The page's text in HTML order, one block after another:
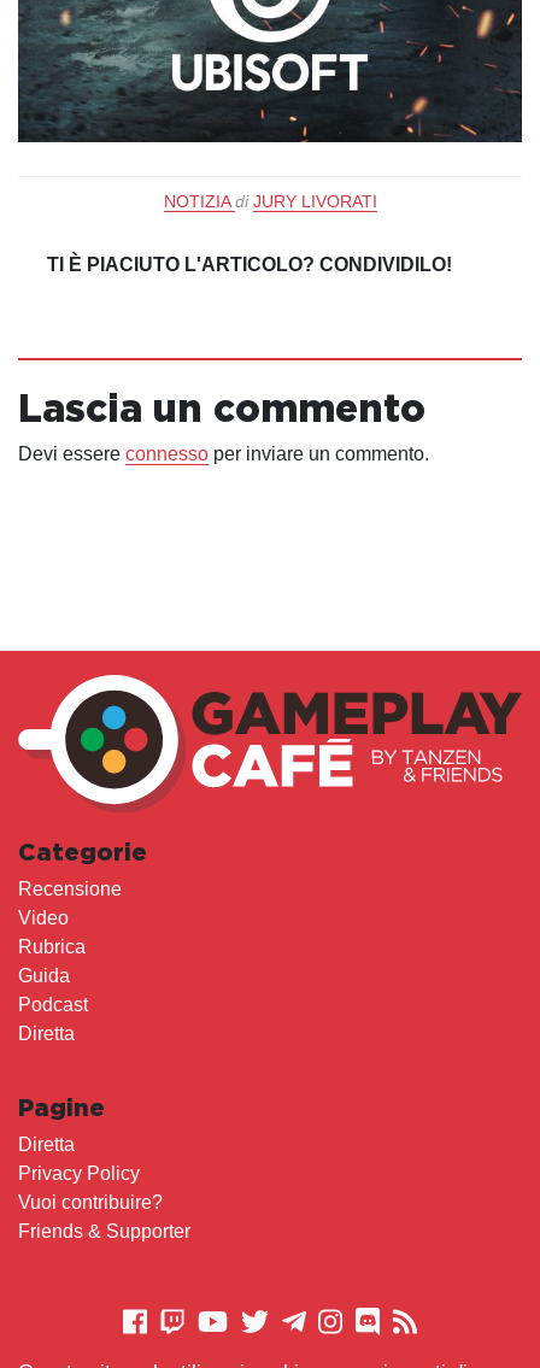
NOTIZIA di JURY LIVORATI
TI È PIACIUTO L'ARTICOLO? CONDIVIDILO!
Lascia un commento
Devi essere connesso per inviare un commento.
Categorie
Recensione
Video
Rubrica
Guida
Podcast
Diretta
Pagine
Diretta
Privacy Policy
Vuoi contribuire?
Friends & Supporter